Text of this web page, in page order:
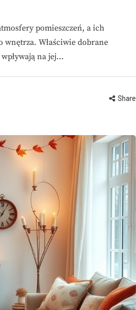
pomieszczeń, a ich
Właściwie dobrane
na jej…
Share